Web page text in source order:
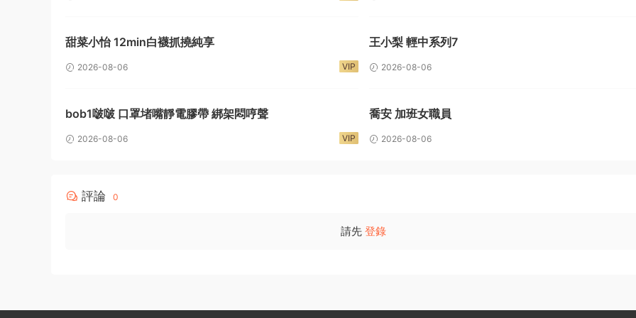
甜菜小怡 12min白襪抓撓純享
2026-08-06 VIP
王小梨 輕中系列7
2026-08-06
bob1啵啵 口罩堵嘴靜電膠帶 綁架悶哼聲
2026-08-06 VIP
喬安 加班女職員
2026-08-06
評論 0
請先 登錄